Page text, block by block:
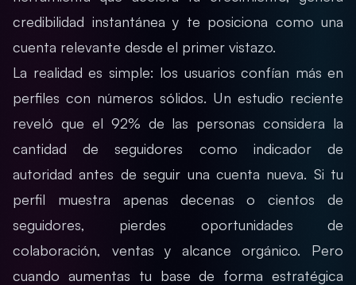
credibilidad instantánea y te posiciona como una
cuenta relevante desde el primer vistazo.
La realidad es simple: los usuarios confían más en
perfiles con números sólidos. Un estudio reciente
reveló que el 92% de las personas considera la
cantidad de seguidores como indicador de
autoridad antes de seguir una cuenta nueva. Si tu
perfil muestra apenas decenas o cientos de
seguidores, pierdes oportunidades de
colaboración, ventas y alcance orgánico. Pero
cuando aumentas tu base de forma estratégica